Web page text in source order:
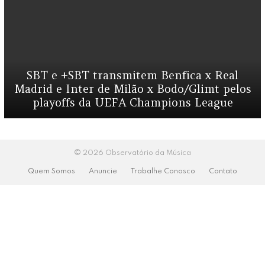
SBT e +SBT transmitem Benfica x Real
Madrid e Inter de Milão x Bodo/Glimt pelos
playoffs da UEFA Champions League
© 2026 Observatório da Música
Quem Somos Anuncie Trabalhe Conosco Contato